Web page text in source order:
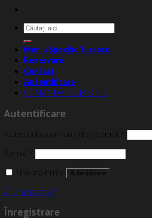
Caută
după:
Meniu Specific Turcesc
Rezervare
Contact
Autentificare
COMANDĂ TELEFONIC
Autentificare
Nume utilizator sau adresă email *
Parolă *
Ține-mă minte
Autentificare
Ai uitat parola?
Înregistrare